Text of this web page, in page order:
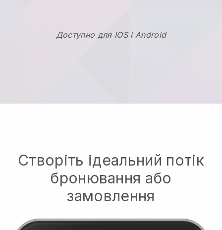
Доступно для IOS і Android
Створіть ідеальний потік
бронювання або
замовлення